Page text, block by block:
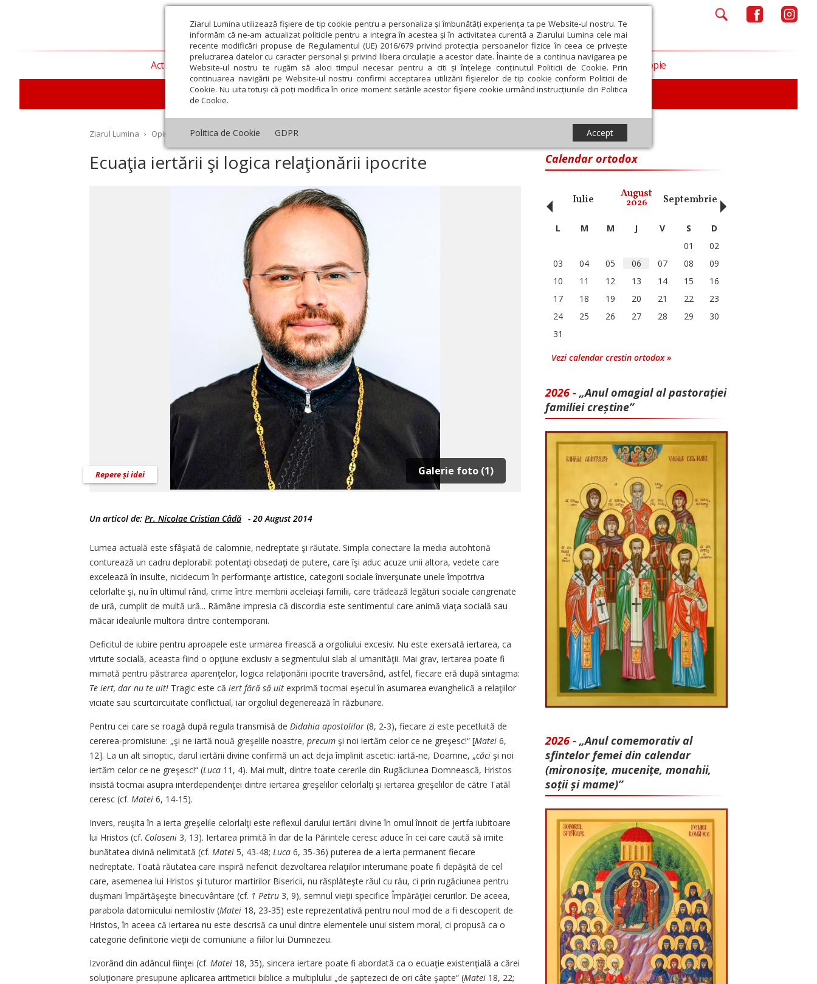
Ziarul Lumina utilizează fişiere de tip cookie pentru a personaliza și îmbunătăți experiența ta pe Website-ul nostru. Te
informăm că ne-am actualizat politicile pentru a integra în acestea și în activitatea curentă a Ziarului Lumina cele mai
recente modificări propuse de Regulamentul (UE) 2016/679 privind protecția persoanelor fizice în ceea ce privește
prelucrarea datelor cu caracter personal și privind libera circulație a acestor date. Înainte de a continua navigarea pe
Website-ul nostru te rugăm să aloci timpul necesar pentru a citi și înțelege conținutul Politicii de Cookie. Prin
continuarea navigării pe Website-ul nostru confirmi acceptarea utilizării fişierelor de tip cookie conform Politicii de
Cookie. Nu uita totuși că poți modifica în orice moment setările acestor fişiere cookie urmând instrucțiunile din Politica
de Cookie.
Politica de Cookie GDPR Accept
Actualitate religioasă Teologie și spiritualitate Educaţie și Cultură Societate Opinii
Editorial Repere și idei Pilda zilei
Filantropie
Ziarul Lumina › Opinii Repere și idei › Ecuaţia iertării şi logica relaţionării ipocrite
Ecuaţia iertării şi logica relaţionării ipocrite
Galerie foto (1)
Repere și idei
Un articol de: Pr. Nicolae Cristian Câdă - 20 August 2014
Lumea actuală este sfâşiată de calomnie, nedreptate şi răutate. Simpla conectare la media autohtonă
conturează un cadru deplorabil: potentaţi obsedaţi de putere, care îşi aduc acuze unii altora, vedete care
excelează în insulte, nicidecum în performanţe artistice, categorii sociale înverşunate unele împotriva
celorlalte şi, nu în ultimul rând, crime între membrii aceleiaşi familii, care trădează legături sociale cangrenate
de ură, cumplit de multă ură... Rămâne impresia că discordia este sentimentul care animă viaţa socială sau
măcar idealurile multora dintre contemporani.
Deficitul de iubire pentru aproapele este urmarea firească a orgoliului excesiv. Nu este exersată iertarea, ca
virtute socială, aceasta fiind o opţiune exclusiv a segmentului slab al umanităţii. Mai grav, iertarea poate fi
mimată pentru păstrarea aparenţelor, logica relaţionării ipocrite traversând, astfel, fiecare eră după sintagma:
Te iert, dar nu te uit! Tragic este că iert fără să uit exprimă tocmai eşecul în asumarea evanghelică a relaţiilor
viciate sau scurtcircuitate conflictual, iar orgoliul degenerează în răzbunare.
Pentru cei care se roagă după regula transmisă de Didahia apostolilor (8, 2-3), fiecare zi este pecetluită de
cererea-promisiune: „şi ne iartă nouă greşelile noastre, precum şi noi iertăm celor ce ne greşesc!“ [Matei 6,
12]. La un alt sinoptic, darul iertării divine confirmă un act deja împlinit ascetic: iartă-ne, Doamne, „căci şi noi
iertăm celor ce ne greşesc!“ (Luca 11, 4). Mai mult, dintre toate cererile din Rugăciunea Domnească, Hristos
insistă tocmai asupra interdependenţei dintre iertarea greşelilor celorlalţi şi iertarea greşelilor de către Tatăl
ceresc (cf. Matei 6, 14-15).
Invers, reuşita în a ierta greşelile celorlalţi este reflexul darului iertării divine în omul înnoit de jertfa iubitoare
lui Hristos (cf. Coloseni 3, 13). Iertarea primită în dar de la Părintele ceresc aduce în cei care caută să imite
bunătatea divină nelimitată (cf. Matei 5, 43-48; Luca 6, 35-36) puterea de a ierta permanent fiecare
nedreptate. Toată răutatea care inspiră nefericit dezvoltarea relaţiilor interumane poate fi depăşită de cel
care, asemenea lui Hristos şi tuturor martirilor Bisericii, nu răsplăteşte răul cu rău, ci prin rugăciunea pentru
duşmani împărtăşeşte binecuvântare (cf. 1 Petru 3, 9), semnul vieţii specifice Împărăţiei cerurilor. De aceea,
parabola datornicului nemilostiv (Matei 18, 23-35) este reprezentativă pentru noul mod de a fi descoperit de
Hristos, în aceea că iertarea nu este descrisă ca unul dintre elementele unui sistem moral, ci propusă ca o
categorie definitorie vieţii de comuniune a fiilor lui Dumnezeu.
Izvorând din adâncul fiinţei (cf. Matei 18, 35), sincera iertare poate fi abordată ca o ecuaţie existenţială a cărei
soluţionare presupune aplicarea aritmeticii biblice a multiplului „de şaptezeci de ori câte şapte“ (Matei 18, 22;
Calendar ortodox
Ianuarie Februarie Iulie August
2026 Septembrie Octombrie
‹ L M M J V S
D
01
02
03
04 05 06 07 08
09
10
11 12 13 14 15
16
17
18 19 20 21 22
23
24
25 26 27 28 29
30
31
Vezi calendar crestin ortodox »
2026 - „Anul omagial al pastorației
familiei creștine”
2026 - „Anul comemorativ al
sfintelor femei din calendar
(mironosițe, mu­cenițe, monahii,
soții și mame)”